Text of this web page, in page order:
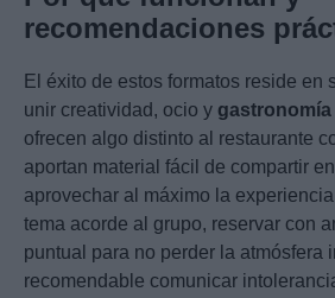
recomendaciones
El éxito de estos formatos reside en
unir creatividad, ocio y gastronomía
ofrecen algo distinto al restaurante
aportan material fácil de compartir
aprovechar al máximo la
tema acorde al grupo, reservar con
puntual para no perder la atmósfera
recomendable comunicar